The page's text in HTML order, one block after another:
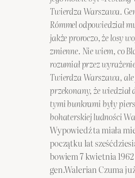
Twierdza Warszawa.
Rómmel odpowiedział
jakże proroczo, że losy
zmienne. Nie wiem, co
rozumiał przez
Twierdza Warszawa,
przekonany, że wiedział
tymi bunkrami były
bohaterskiej ludności
Wypowiedź ta miała
początku lat
bowiem 7 kwietnia
gen.Walerian Czuma